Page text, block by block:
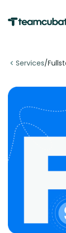
Services/